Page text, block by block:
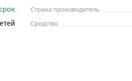
Страна производитель
Средство